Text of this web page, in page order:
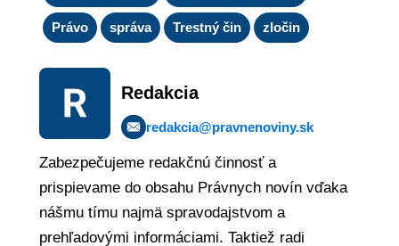
Právo správa Trestný čin zločin
Redakcia
redakcia@pravnenoviny.sk
Zabezpečujeme redakčnú činnosť a
prispievame do obsahu Právnych novín vďaka
nášmu tímu najmä spravodajstvom a
prehľadovými informáciami. Taktiež radi